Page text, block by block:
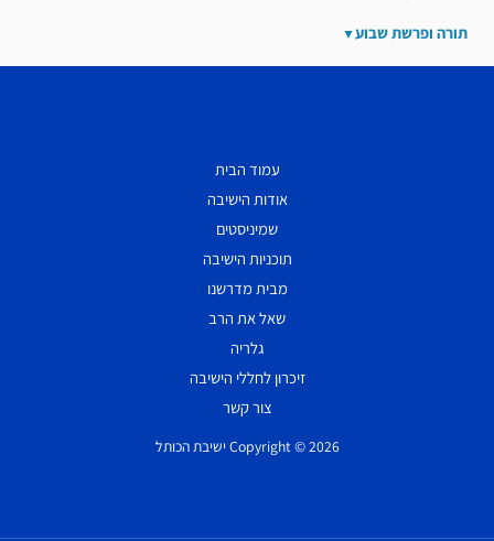
תורה ופרשת שבוע
עמוד הבית
אודות הישיבה
שמיניסטים
תוכניות הישיבה
מבית מדרשנו
שאל את הרב
גלריה
זיכרון לחללי הישיבה
צור קשר
Copyright © 2026 ישיבת הכותל